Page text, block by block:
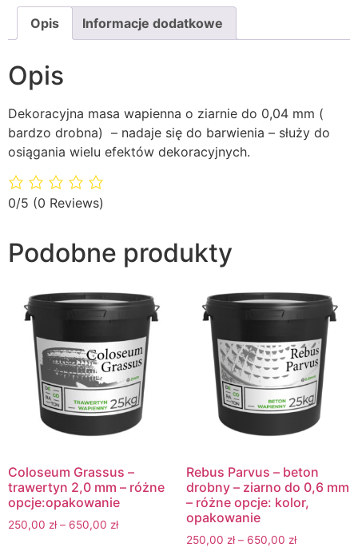
Opis Informacje dodatkowe
Opis
Dekoracyjna masa wapienna o ziarnie do 0,04 mm (
bardzo drobna) – nadaje się do barwienia – służy do
osiągania wielu efektów dekoracyjnych.
0/5 (0 Reviews)
Podobne produkty
Coloseum Grassus –
trawertyn 2,0 mm – różne
opcje:opakowanie
250,00 zł – 650,00 zł
Rebus Parvus – beton
drobny – ziarno do 0,6 mm
– różne opcje: kolor,
opakowanie
250,00 zł – 650,00 zł